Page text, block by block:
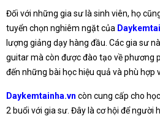
Đối với những gia sư là sinh viên, họ
tuyển chọn nghiêm ngặt của
lượng giảng dạy hàng đầu. Các gia sư
guitar mà còn được đào tạo về phương
đến những bài học hiệu quả và phù hợp
Daykemtainha.vn còn cung cấp cho
2 buổi với gia sư. Đây là cơ hội để người